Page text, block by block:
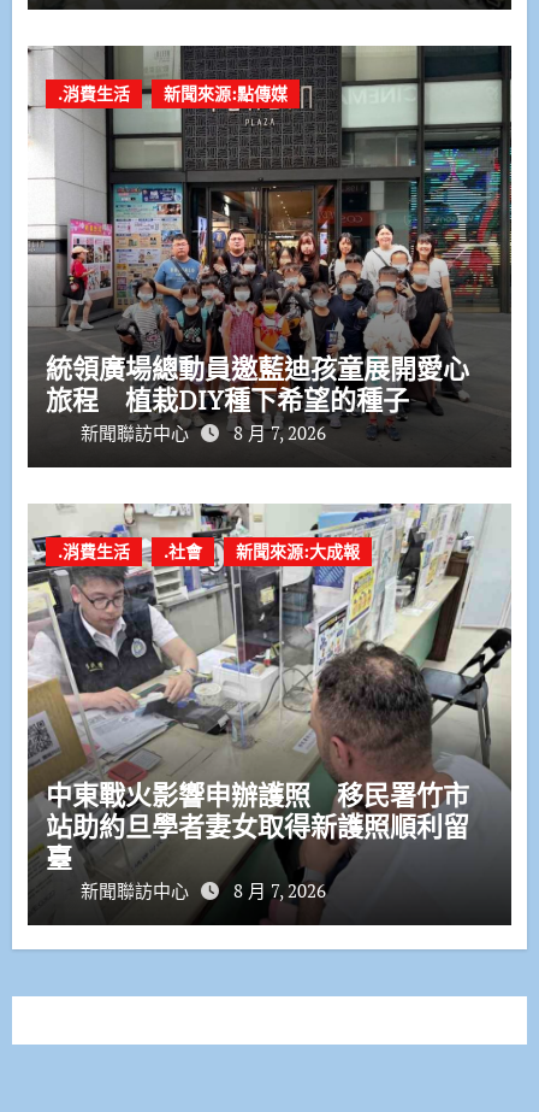
.消費生活 新聞來源:點傳媒
統領廣場總動員邀藍迪孩童展開愛心
旅程 植栽DIY種下希望的種子
新聞聯訪中心 8 月 7, 2026
.消費生活 .社會 新聞來源:大成報
中東戰火影響申辦護照 移民署竹市
站助約旦學者妻女取得新護照順利留
臺
新聞聯訪中心 8 月 7, 2026